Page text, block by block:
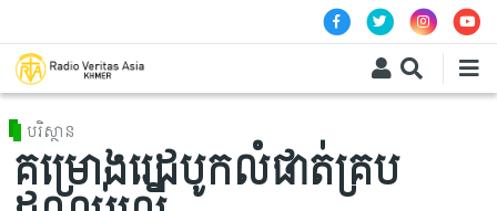
បរិស្ថាន
គម្រោងរេដបូកលំផាត់គ្រប